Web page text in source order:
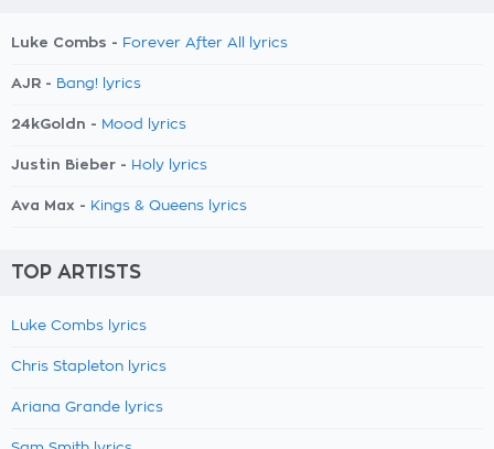
Luke Combs - Forever After All lyrics
AJR - Bang! lyrics
24kGoldn - Mood lyrics
Justin Bieber - Holy lyrics
Ava Max - Kings & Queens lyrics
TOP ARTISTS
Luke Combs lyrics
Chris Stapleton lyrics
Ariana Grande lyrics